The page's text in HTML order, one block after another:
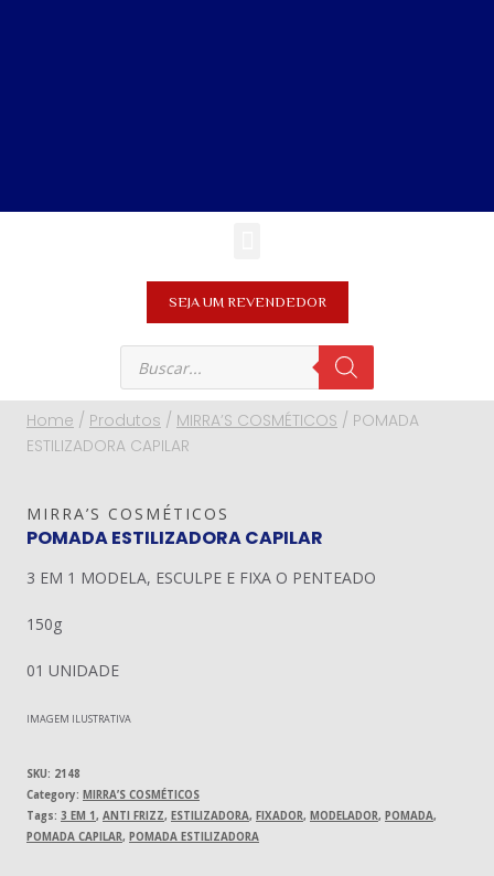
SEJA UM REVENDEDOR
Home / Produtos / MIRRA’S COSMÉTICOS / POMADA
ESTILIZADORA CAPILAR
MIRRA’S COSMÉTICOS
POMADA ESTILIZADORA CAPILAR
3 EM 1 MODELA, ESCULPE E FIXA O PENTEADO
150g
01 UNIDADE
IMAGEM ILUSTRATIVA
SKU: 2148
Category: MIRRA’S COSMÉTICOS
Tags: 3 EM 1, ANTI FRIZZ, ESTILIZADORA, FIXADOR, MODELADOR, POMADA,
POMADA CAPILAR, POMADA ESTILIZADORA